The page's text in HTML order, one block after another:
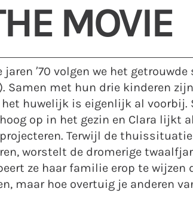
MOVIE
’70 volgen we het
Samen met hun drie kinderen
huwelijk is eigenlijk al voorbij.
op in het gezin en Clara lijkt
Terwijl de thuissituatie
worstelt de dromerige
ze haar familie erop te wijzen
maar hoe overtuig je anderen